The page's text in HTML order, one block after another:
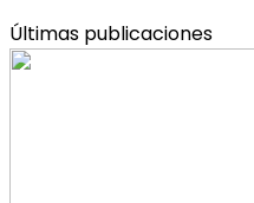
Últimas publicaciones